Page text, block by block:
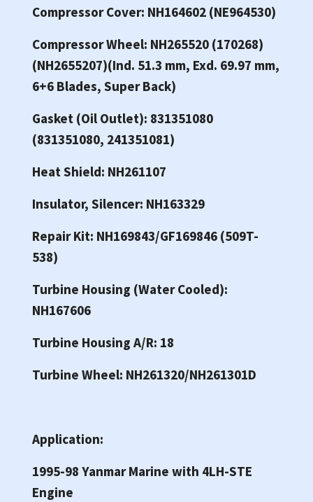
Compressor Cover: NH164602 (NE964530)
Compressor Wheel: NH265520 (170268)
(NH2655207)(Ind. 51.3 mm, Exd. 69.97 mm,
6+6 Blades, Super Back)
Gasket (Oil Outlet): 831351080
(831351080, 241351081)
Heat Shield: NH261107
Insulator, Silencer: NH163329
Repair Kit: NH169843/GF169846 (509T-
538)
Turbine Housing (Water Cooled):
NH167606
Turbine Housing A/R: 18
Turbine Wheel: NH261320/NH261301D
Application:
1995-98 Yanmar Marine with 4LH-STE
Engine